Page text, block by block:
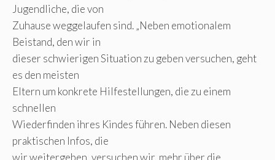
Jugendliche, die von
Zuhause weggelaufen sind. „Neben emotionalem
Beistand, den wir in
dieser schwierigen Situation zu geben versuchen, geht
es den meisten
Eltern um konkrete Hilfestellungen, die zu einem
schnellen
Wiederfinden ihres Kindes führen. Neben diesen
praktischen Infos, die